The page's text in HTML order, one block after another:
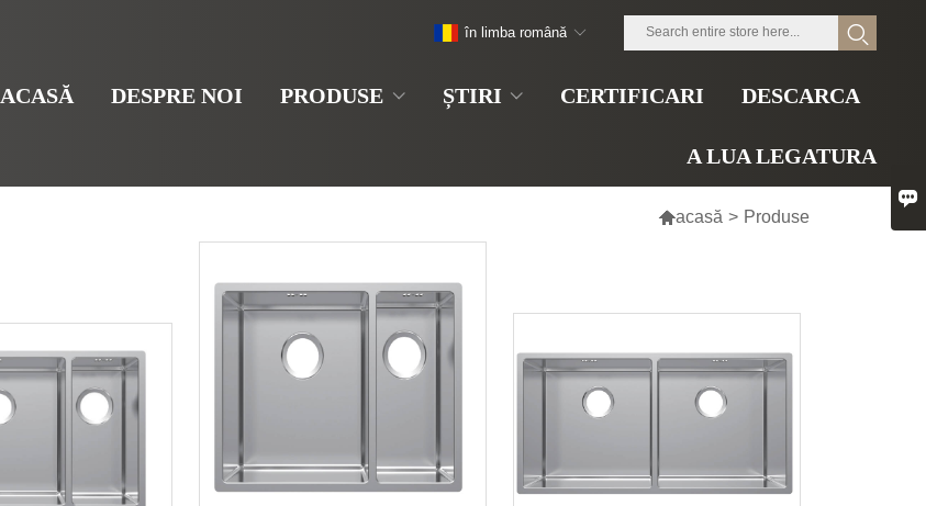
ACASĂ DESPRE NOI PRODUSE ȘTIRI CERTIFICARI DESCARCA
A LUA LEGATURA
în limba română
acasă > Produse
